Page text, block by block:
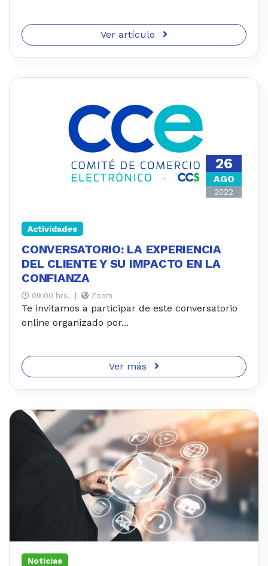
Ver artículo
26
AGO
2022
Actividades
CONVERSATORIO: LA EXPERIENCIA
DEL CLIENTE Y SU IMPACTO EN LA
CONFIANZA
09:00 hrs. Zoom
Te invitamos a participar de este conversatorio
online organizado por...
Ver más
Noticias